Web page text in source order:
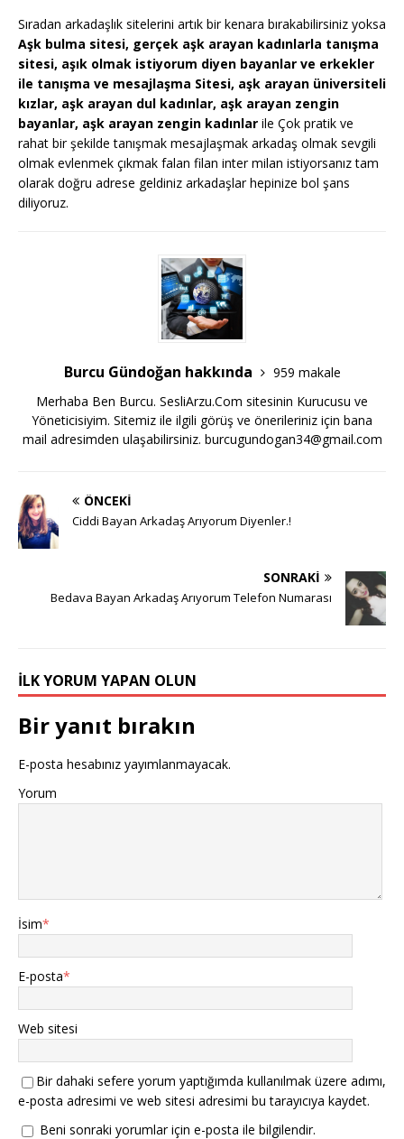
Sıradan arkadaşlık sitelerini artık bir kenara bırakabilirsiniz yoksa
Aşk bulma sitesi, gerçek aşk arayan kadınlarla tanışma
sitesi, aşık olmak istiyorum diyen bayanlar ve erkekler
ile tanışma ve mesajlaşma Sitesi, aşk arayan üniversiteli
kızlar, aşk arayan dul kadınlar, aşk arayan zengin
bayanlar, aşk arayan zengin kadınlar ile Çok pratik ve
rahat bir şekilde tanışmak mesajlaşmak arkadaş olmak sevgili
olmak evlenmek çıkmak falan filan inter milan istiyorsanız tam
olarak doğru adrese geldiniz arkadaşlar hepinize bol şans
diliyoruz.
Burcu Gündoğan hakkında
959 makale
Merhaba Ben Burcu. SesliArzu.Com sitesinin Kurucusu ve
Yöneticisiyim. Sitemiz ile ilgili görüş ve önerileriniz için bana
mail adresimden ulaşabilirsiniz. burcugundogan34@gmail.com
ÖNCEKI
Ciddi Bayan Arkadaş Arıyorum Diyenler.!
SONRAKI
Bedava Bayan Arkadaş Arıyorum Telefon Numarası
İLK YORUM YAPAN OLUN
Bir yanıt bırakın
E-posta hesabınız yayımlanmayacak.
Yorum
İsim*
E-posta*
Web sitesi
Bir dahaki sefere yorum yaptığımda kullanılmak üzere adımı,
e-posta adresimi ve web sitesi adresimi bu tarayıcıya kaydet.
Beni sonraki yorumlar için e-posta ile bilgilendir.